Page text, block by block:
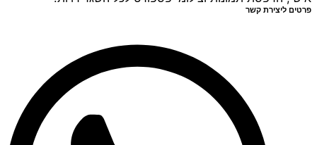
פרטים ליצירת קשר